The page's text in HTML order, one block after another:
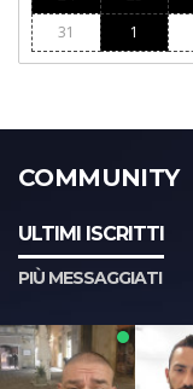
31
1
COMMUNITY
ULTIMI ISCRITTI
PIÙ MESSAGGIATI